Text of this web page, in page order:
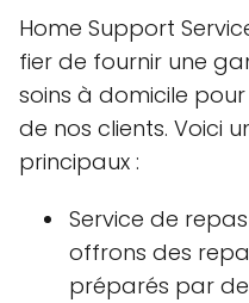
Home Support
fier de fournir une
soins à domicile
de nos clients. Voici
principaux :
Service de
offrons des
préparés par